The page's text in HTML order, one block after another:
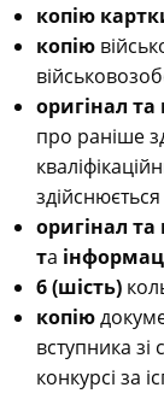
копію
копію
оригінал
про раніше
оригінал та
та
6 (шість)
копію
вступника
конкурсі за